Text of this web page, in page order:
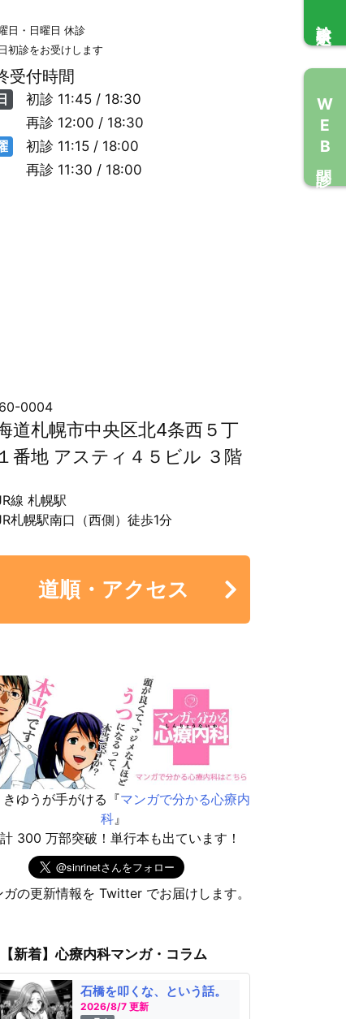
WEB問診
日・日曜日 休診
初診をお受けします
受付時間
初診 11:45 / 18:30
再診 12:00 / 18:30
初診 11:15 / 18:00
再診 11:30 / 18:00
0004
道札幌市中央区北4条西５丁
番地 アスティ４５ビル ３階
線 札幌駅
札幌駅南口（西側）徒歩1分
道順・アクセス
きゆうが手がける『マンガで分かる心療内
科』
300 万部突破！単行本も出ています！
ガの更新情報を Twitter でお届けします。
【新着】心療内科マンガ・コラム
石橋を叩くな、という話。
2026/8/7 更新